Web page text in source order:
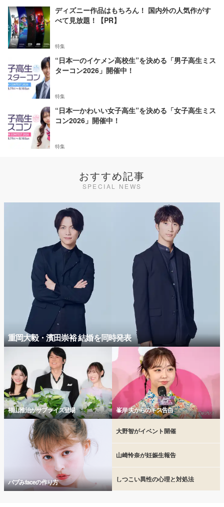
ディズニー作品はもちろん！ 国内外の人気作がす
べて見放題！【PR】
特集
“日本一のイケメン高校生”を決める「男子高生ミス
ターコン2026」開催中！
特集
“日本一かわいい女子高生”を決める「女子高生ミス
コン2026」開催中！
特集
おすすめ記事
SPECIAL NEWS
重岡大毅・濱田崇裕 結婚を同時発表
福山雅治がサプライズ登場 峯岸 夫からのキス告白
バブみfaceの作り方
大野智がイベント開催
山崎怜奈が妊娠生報告
しつこい異性の心理と対処法